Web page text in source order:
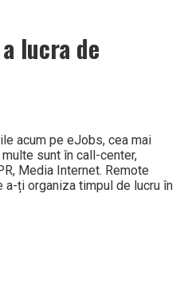
lucra de
acum pe eJobs, cea mai
sunt în call-center,
Media Internet. Remote
ți organiza timpul de lucru în